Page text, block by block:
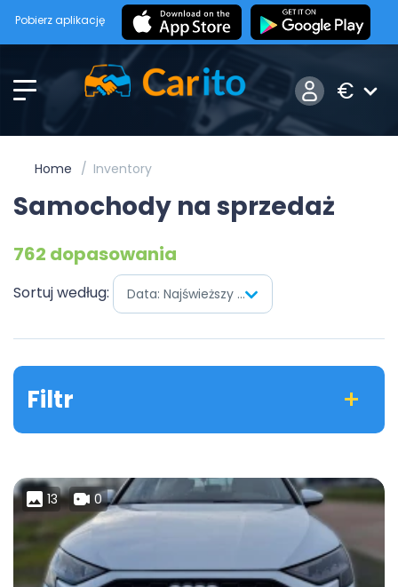
Pobierz aplikację
€
Home Inventory
Samochody na sprzedaż
762 dopasowania
Sortuj według: Data: Najświeższy pierwszy
Filtr
13 0